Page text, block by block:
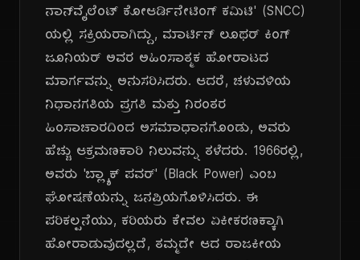
ನಾನ್‌ವೈಲೆಂಟ್ ಕೋಆರ್ಡಿನೇಟಿಂಗ್ ಕಮಿಟಿ' (SNCC)
ಯಲ್ಲಿ ಸಕ್ರಿಯರಾಗಿದ್ದು, ಮಾರ್ಟಿನ್ ಲೂಥರ್ ಕಿಂಗ್
ಜೂನಿಯರ್ ಅವರ ಅಹಿಂಸಾತ್ಮಕ ಹೋರಾಟದ
ಮಾರ್ಗವನ್ನು ಅನುಸರಿಸಿದರು. ಆದರೆ, ಚಳುವಳಿಯ
ನಿಧಾನಗತಿಯ ಪ್ರಗತಿ ಮತ್ತು ನಿರಂತರ
ಹಿಂಸಾಚಾರದಿಂದ ಅಸಮಾಧಾನಗೊಂಡು, ಅವರು
ಹೆಚ್ಚು ಆಕ್ರಮಣಕಾರಿ ನಿಲುವನ್ನು ತಳೆದರು. 1966ರಲ್ಲಿ,
ಅವರು 'ಬ್ಲ್ಯಾಕ್ ಪವರ್' (Black Power) ಎಂಬ
ಘೋಷಣೆಯನ್ನು ಜನಪ್ರಿಯಗೊಳಿಸಿದರು. ಈ
ಪರಿಕಲ್ಪನೆಯು, ಕರಿಯರು ಕೇವಲ ಏಕೀಕರಣಕ್ಕಾಗಿ
ಹೋರಾಡುವುದಲ್ಲದೆ, ತಮ್ಮದೇ ಆದ ರಾಜಕೀಯ